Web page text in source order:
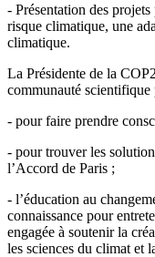
- Présentation des
risque climatique, une
climatique.
La Présidente de la
communauté
- pour faire prendre
- pour trouver les
l’Accord de Paris ;
- l’éducation au
connaissance pour
engagée à soutenir la
les sciences du climat et